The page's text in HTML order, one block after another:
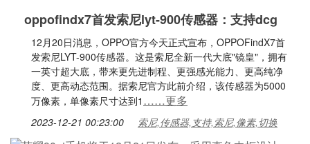
oppofindx7首发索尼lyt-900传感器：支持dcg
12月20日消息，OPPO官方今天正式宣布，OPPOFindX7首
发索尼LYT-900传感器。这是索尼全新一代大底"镜皇"，拥有
一英寸超大底，带来更先进制程、更强感光能力、更高纯净
度、更高动态范围。据索尼官方此前介绍，该传感器为5000
万像素，单像素尺寸达到1 ……更多
2023-12-21 00:23:00 索尼,传感器,支持,索尼,像素,切换